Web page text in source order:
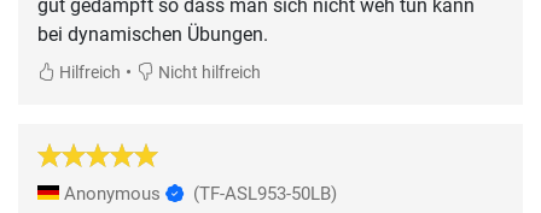
gut gedämpft so dass man sich nicht weh tun kann
bei dynamischen Übungen.
Hilfreich • Nicht hilfreich
Anonymous (TF-ASL953-50LB)